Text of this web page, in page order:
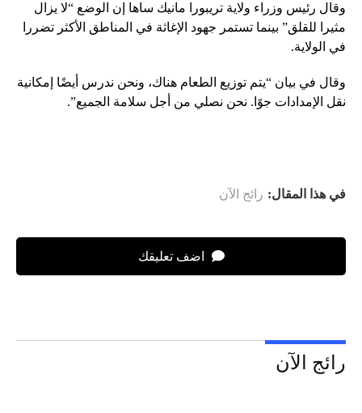
وقال رئيس وزراء ولاية تريبورا مانيك ساها إن الوضع “لا يزال
مثيرا للقلق” بينما تستمر جهود الإغاثة في المناطق الأكثر تضررا
في الولاية.
وقال في بيان “يتم توزيع الطعام هناك، ونحن ندرس أيضًا إمكانية
نقل الإمدادات جوًا. نحن نصلي من أجل سلامة الجميع”.
في هذا المقال: رائج الآن
اضف تعليقك
رائج الآن